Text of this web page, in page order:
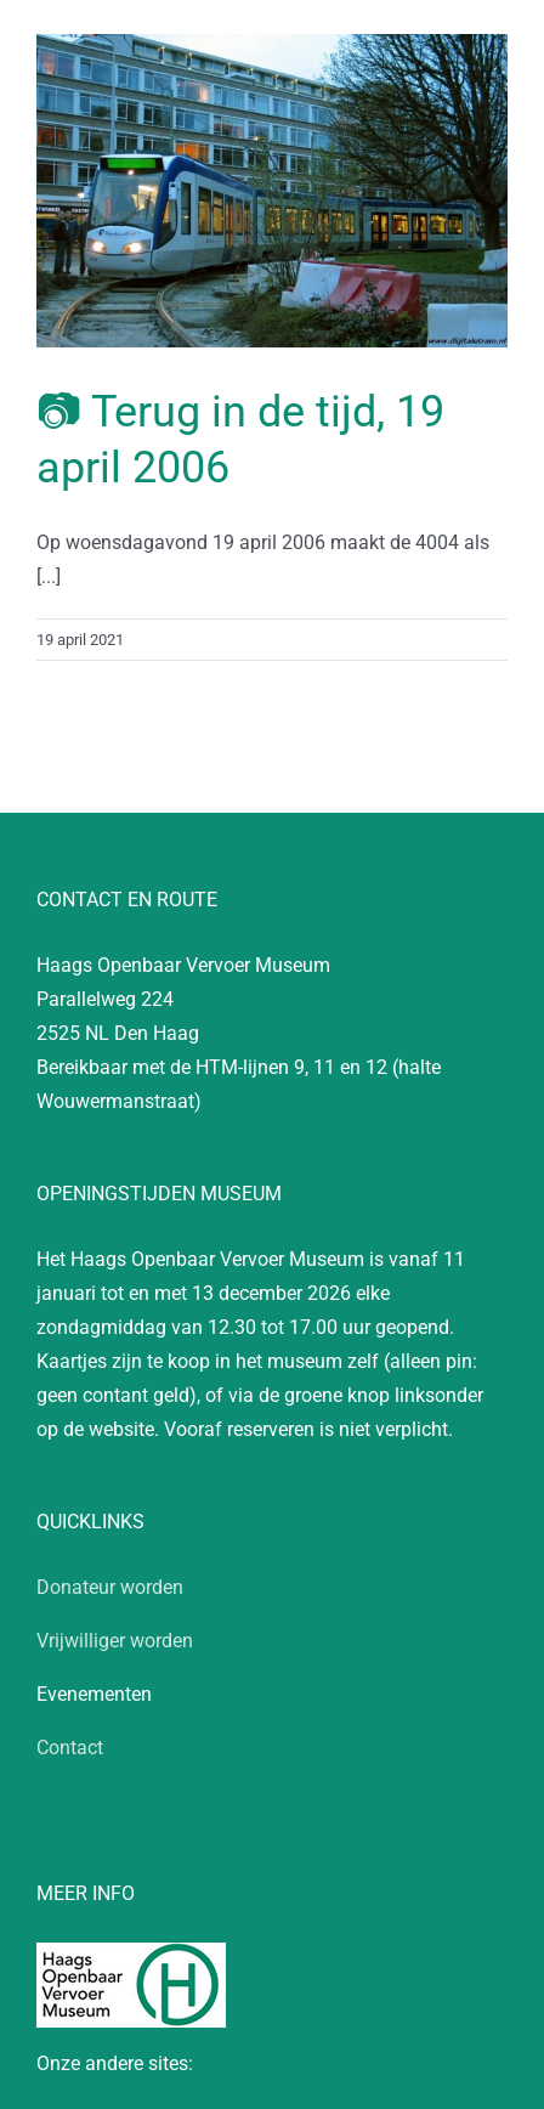
📷 Terug in de tijd, 19
april 2006
Op woensdagavond 19 april 2006 maakt de 4004 als
[...]
19 april 2021
CONTACT EN ROUTE
Haags Openbaar Vervoer Museum
Parallelweg 224
2525 NL Den Haag
Bereikbaar met de HTM-lijnen 9, 11 en 12 (halte
Wouwermanstraat)
OPENINGSTIJDEN MUSEUM
Het Haags Openbaar Vervoer Museum is vanaf 11
januari tot en met 13 december 2026 elke
zondagmiddag van 12.30 tot 17.00 uur geopend.
Kaartjes zijn te koop in het museum zelf (alleen pin:
geen contant geld), of via de groene knop linksonder
op de website. Vooraf reserveren is niet verplicht.
QUICKLINKS
Donateur worden
Vrijwilliger worden
Evenementen
Contact
MEER INFO
Onze andere sites: